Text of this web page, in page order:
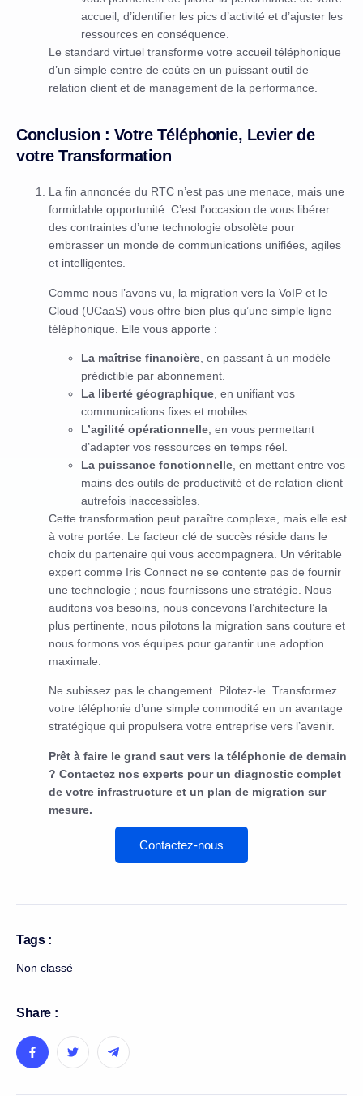
accueil, d’identifier les pics d’activité et d’ajuster les
ressources en conséquence.
Le standard virtuel transforme votre accueil téléphonique
d’un simple centre de coûts en un puissant outil de
relation client et de management de la performance.
Conclusion : Votre Téléphonie, Levier de
votre Transformation
La fin annoncée du RTC n’est pas une menace, mais une
formidable opportunité. C’est l’occasion de vous libérer
des contraintes d’une technologie obsolète pour
embrasser un monde de communications unifiées, agiles
et intelligentes.
Comme nous l’avons vu, la migration vers la VoIP et le
Cloud (UCaaS) vous offre bien plus qu’une simple ligne
téléphonique. Elle vous apporte :
La maîtrise financière , en passant à un modèle
prédictible par abonnement.
La liberté géographique , en unifiant vos
communications fixes et mobiles.
L’agilité opérationnelle , en vous permettant
d’adapter vos ressources en temps réel.
La puissance fonctionnelle , en mettant entre vos
mains des outils de productivité et de relation client
autrefois inaccessibles.
Cette transformation peut paraître complexe, mais elle est
à votre portée. Le facteur clé de succès réside dans le
choix du partenaire qui vous accompagnera. Un véritable
expert comme Iris Connect ne se contente pas de fournir
une technologie ; nous fournissons une stratégie. Nous
auditons vos besoins, nous concevons l’architecture la
plus pertinente, nous pilotons la migration sans couture et
nous formons vos équipes pour garantir une adoption
maximale.
Ne subissez pas le changement. Pilotez-le. Transformez
votre téléphonie d’une simple commodité en un avantage
stratégique qui propulsera votre entreprise vers l’avenir.
Prêt à faire le grand saut vers la téléphonie de demain
? Contactez nos experts pour un diagnostic complet
de votre infrastructure et un plan de migration sur
mesure.
Contactez-nous
Tags :
Non classé
Share :